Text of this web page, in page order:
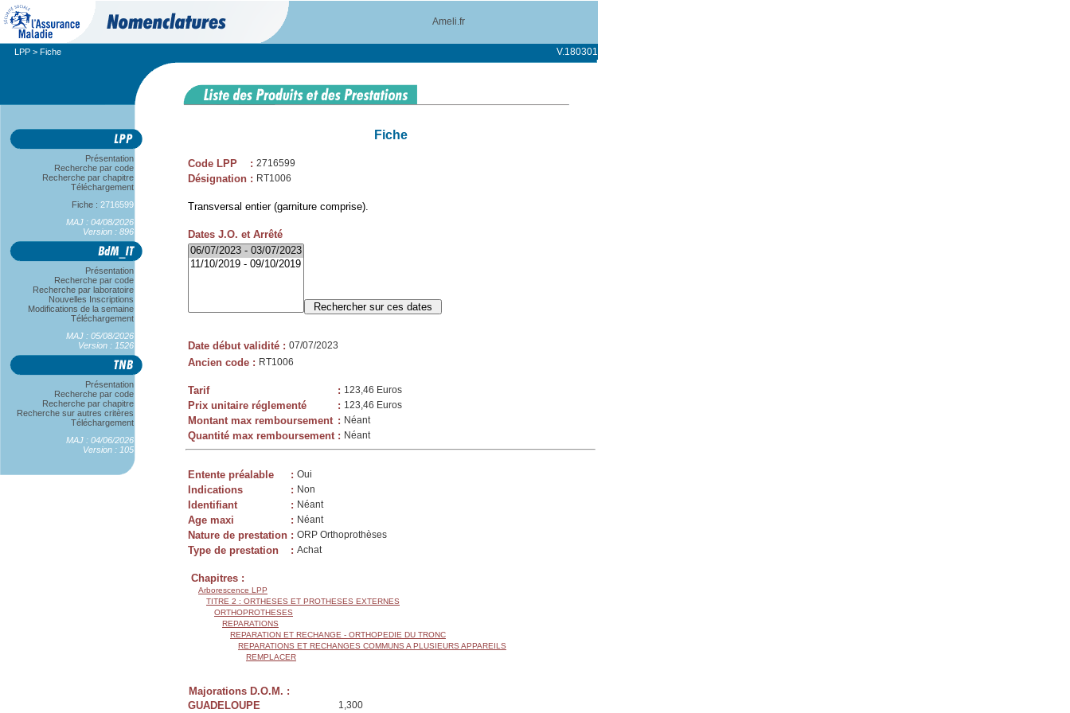
Ameli.fr
LPP > Fiche V.180301
Présentation
Recherche par code
Recherche par chapitre
Téléchargement
Fiche : 2716599
MAJ : 04/08/2026
Version : 896
Présentation
Recherche par code
Recherche par laboratoire
Nouvelles Inscriptions
Modifications de la semaine
Téléchargement
MAJ : 05/08/2026
Version : 1526
Présentation
Recherche par code
Recherche par chapitre
Recherche sur autres critères
Téléchargement
MAJ : 04/06/2026
Version : 105
Fiche
Code LPP : 2716599
Désignation : RT1006
Transversal entier (garniture comprise).
Dates J.O. et Arrêté
Date début validité : 07/07/2023
Ancien code : RT1006
Tarif : 123,46 Euros
Prix unitaire réglementé : 123,46 Euros
Montant max remboursement : Néant
Quantité max remboursement : Néant
Entente préalable : Oui
Indications : Non
Identifiant : Néant
Age maxi : Néant
Nature de prestation : ORP Orthoprothèses
Type de prestation : Achat
Chapitres :
Arborescence LPP
TITRE 2 : ORTHESES ET PROTHESES EXTERNES
ORTHOPROTHESES
REPARATIONS
REPARATION ET RECHANGE - ORTHOPEDIE DU TRONC
REPARATIONS ET RECHANGES COMMUNS A PLUSIEURS APPAREILS
REMPLACER
Majorations D.O.M. :
GUADELOUPE
1,300